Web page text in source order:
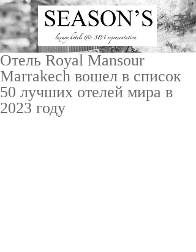
Отель Royal Mansour
Marrakech вошел в список
50 лучших отелей мира в
2023 году